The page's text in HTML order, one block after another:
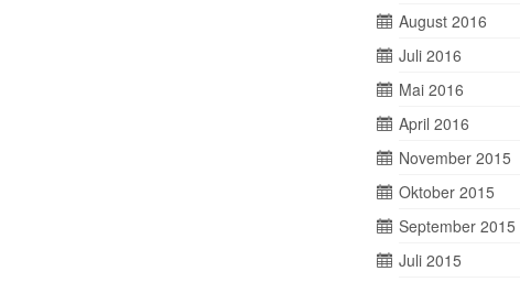
August 2016
Juli 2016
Mai 2016
April 2016
November 2015
Oktober 2015
September 2015
Juli 2015